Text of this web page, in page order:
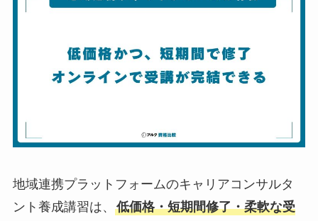
地域連携プラットフォームのキャリアコンサルタ
ント養成講習は、 低価格・短期間修了・柔軟な受